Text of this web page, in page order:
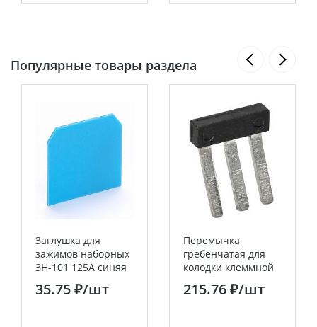
Популярные товары раздела
Заглушка для
зажимов наборных
ЗН-101 125А синяя
35.75 ₽/шт
Перемычка
гребенчатая для
колодки клеммной
CTS 2,5мм2 3PIN IEK
215.76 ₽/шт